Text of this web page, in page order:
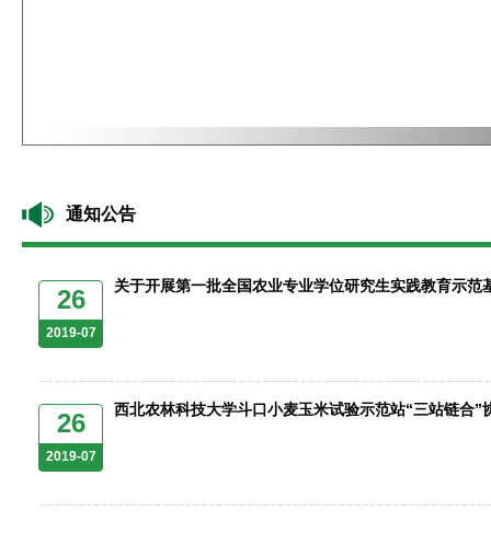
通知公告
26
2019-07
关于开展第一批全国农业专业学位研究生实践教育示范
26
2019-07
西北农林科技大学斗口小麦玉米试验示范站“三站链合”